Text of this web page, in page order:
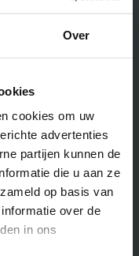
Over
cookies om uw
advertenties
partijen kunnen de
die u aan ze
op basis van
over de
in ons